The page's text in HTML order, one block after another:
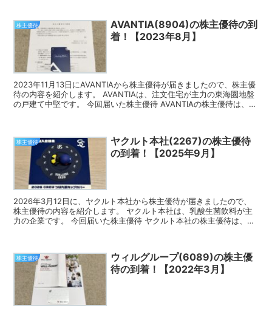
株主優待
AVANTIA(8904)の株主優待の到
着！【2023年8月】
2023年11月13日にAVANTIAから株主優待が届きましたので、株主優
待の内容を紹介します。 AVANTIAは、注文住宅が主力の東海圏地盤
の戸建て中堅です。 今回届いた株主優待 AVANTIAの株主優待は、ク
株主優待
ヤクルト本社(2267)の株主優待
の到着！【2025年9月】
2026年3月12日に、ヤクルト本社から株主優待が届きましたので、
株主優待の内容を紹介します。 ヤクルト本社は、乳酸生菌飲料が主
力の企業です。 今回届いた株主優待 ヤクルト本社の株主優待は、権
株主優待
ウィルグループ(6089)の株主優
待の到着！【2022年3月】